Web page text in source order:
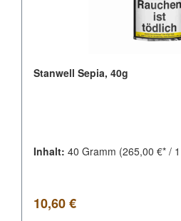
Stanwell Sepia, 40g
Inhalt: 40 Gramm (265,00 €* /
Regulärer Preis:
10,60 €